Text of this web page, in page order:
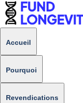
Accueil
Pourquoi
Revendications